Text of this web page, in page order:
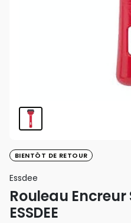
BIENTÔT DE RETOUR
Essdee
Rouleau
ESSDEE